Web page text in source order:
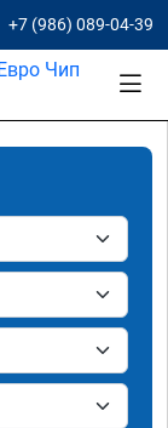
+7 (986) 089-04-39